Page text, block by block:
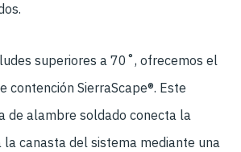
superiores a 70˚, ofrecemos el
contención SierraScape®. Este
de alambre soldado conecta la
la canasta del sistema mediante una